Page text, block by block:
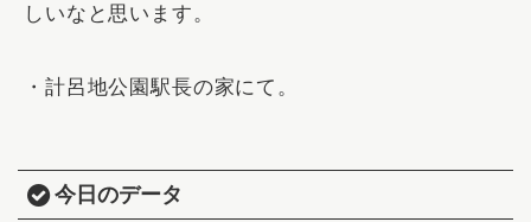
しいなと思います。
・計呂地公園駅長の家にて。
今日のデータ